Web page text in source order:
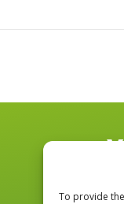
To provide